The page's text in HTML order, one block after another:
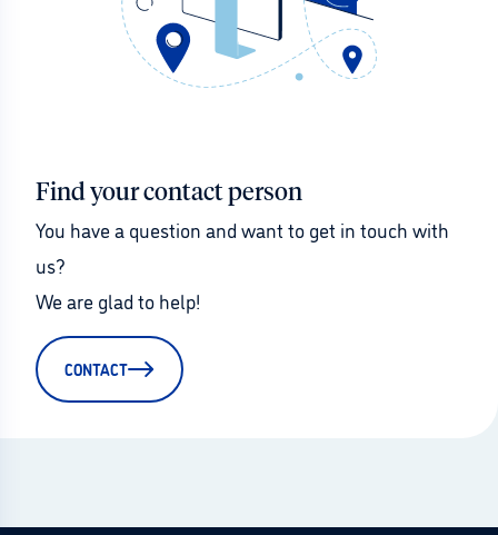
Find your contact person
You have a question and want to get in touch with
us?
We are glad to help!
CONTACT